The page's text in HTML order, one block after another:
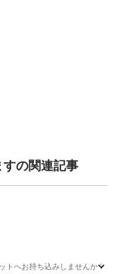
の関連記事
お持ち込みしませんか？